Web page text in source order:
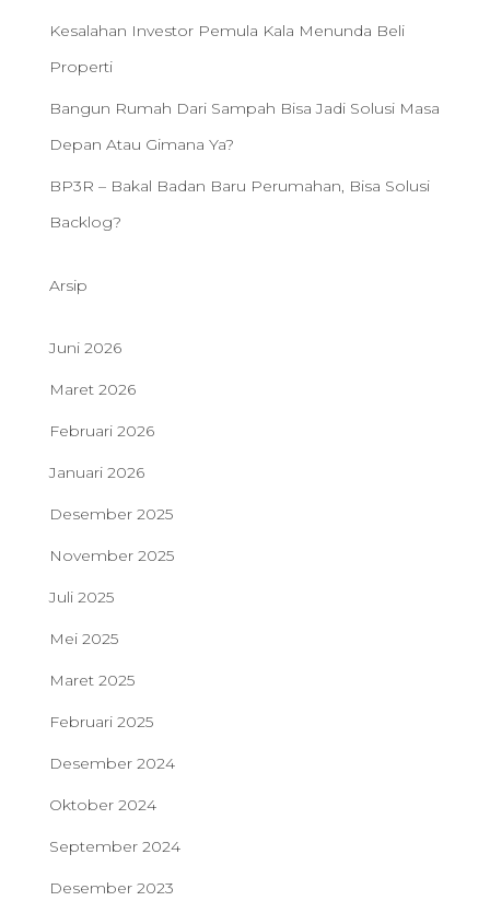
Kesalahan Investor Pemula Kala Menunda Beli
Properti
Bangun Rumah Dari Sampah Bisa Jadi Solusi Masa
Depan Atau Gimana Ya?
BP3R – Bakal Badan Baru Perumahan, Bisa Solusi
Backlog?
Arsip
Juni 2026
Maret 2026
Februari 2026
Januari 2026
Desember 2025
November 2025
Juli 2025
Mei 2025
Maret 2025
Februari 2025
Desember 2024
Oktober 2024
September 2024
Desember 2023